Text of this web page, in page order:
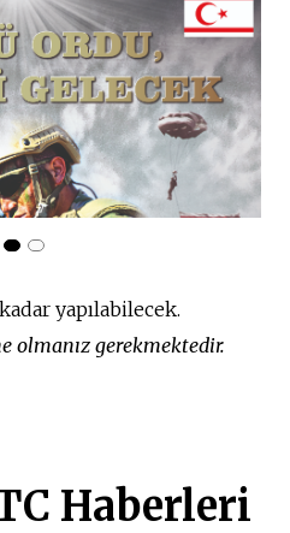
yapılabilecek.
olmanız gerekmektedir.
Haberleri